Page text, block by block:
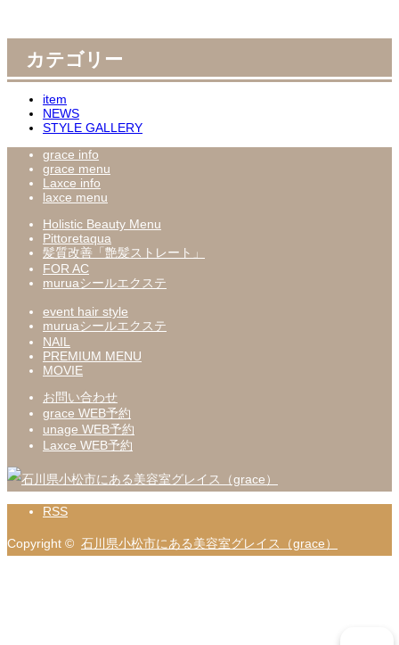
カテゴリー
item
NEWS
STYLE GALLERY
grace info
grace menu
Laxce info
laxce menu
Holistic Beauty Menu
Pittoretaqua
髪質改善「艶髪ストレート」
FOR AC
muruaシールエクステ
event hair style
muruaシールエクステ
NAIL
PREMIUM MENU
MOVIE
お問い合わせ
grace WEB予約
unage WEB予約
Laxce WEB予約
RSS
Copyright © 石川県小松市にある美容室グレイス（grace）